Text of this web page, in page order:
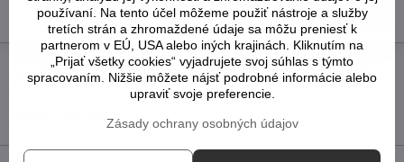
Do košíka
Pridať k Obľúbeným Otázka k produktu
Strážny pes
Doručenia
Microsoft
používaní. Na tento účel môžeme použiť nástroje a služby
tretích strán a zhromaždené údaje sa môžu preniesť k
partnerom v EÚ, USA alebo iných krajinách. Kliknutím na
„Prijať všetky cookies“ vyjadrujete svoj súhlas s týmto
spracovaním. Nižšie môžete nájsť podrobné informácie alebo
upraviť svoje preferencie.
Zásady ochrany osobných údajov